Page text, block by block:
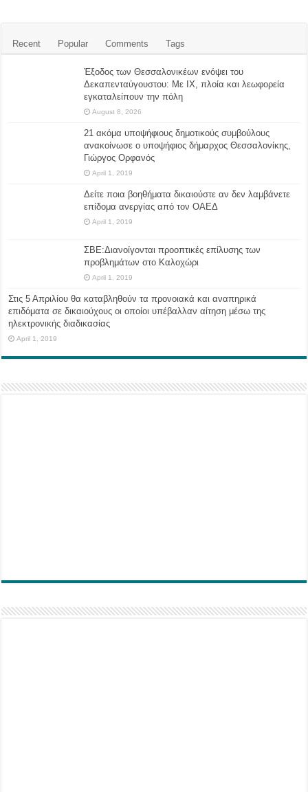
Recent Popular Comments Tags
Έξοδος των Θεσσαλονικέων ενόψει του
Δεκαπενταύγουστου: Με ΙΧ, πλοία και λεωφορεία
εγκαταλείπουν την πόλη
August 8, 2026
21 ακόμα υποψήφιους δημοτικούς συμβούλους
ανακοίνωσε ο υποψήφιος δήμαρχος Θεσσαλονίκης,
Γιώργος Ορφανός
April 1, 2019
Δείτε ποια βοηθήματα δικαιούστε αν δεν λαμβάνετε
επίδομα ανεργίας από τον ΟΑΕΔ
April 1, 2019
ΣΒΕ:Διανοίγονται προοπτικές επίλυσης των
προβλημάτων στο Καλοχώρι
April 1, 2019
Στις 5 Απριλίου θα καταβληθούν τα προνοιακά και αναπηρικά
επιδόματα σε δικαιούχους οι οποίοι υπέβαλλαν αίτηση μέσω της
ηλεκτρονικής διαδικασίας
April 1, 2019